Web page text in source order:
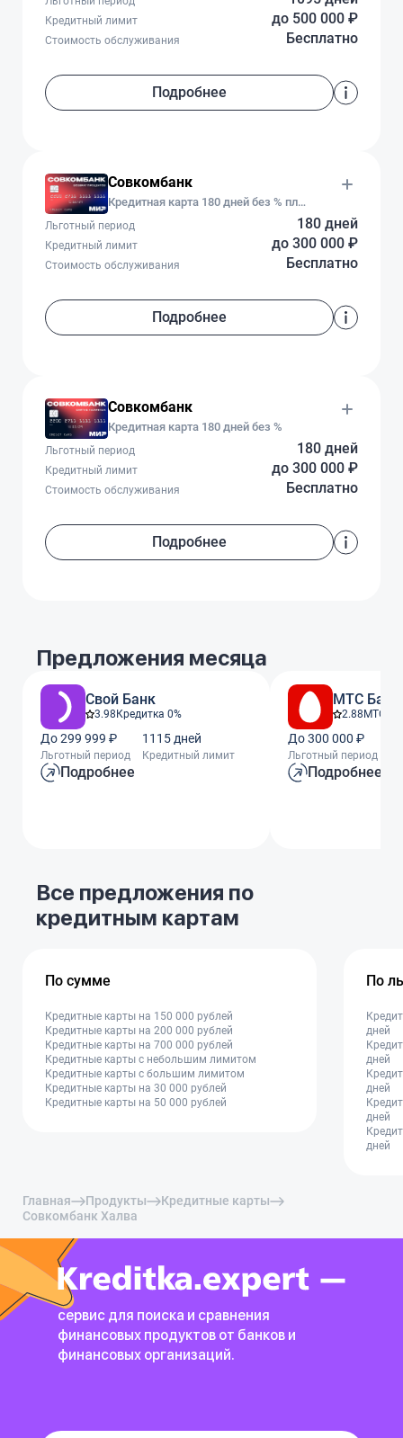
до 500 000 ₽
Кредитный лимит
Бесплатно
Стоимость обслуживания
Подробнее
Совкомбанк
Кредитная карта 180 дней без % плюс
180 дней
Льготный период
до 300 000 ₽
Кредитный лимит
Бесплатно
Стоимость обслуживания
Подробнее
Совкомбанк
Кредитная карта 180 дней без %
180 дней
Льготный период
до 300 000 ₽
Кредитный лимит
Бесплатно
Стоимость обслуживания
Подробнее
Предложения месяца
Свой Банк
3.98 Кредитка 0%
До 299 999 ₽
Льготный период
1115 дней
Кредитный лимит
Подробнее
МТС Банк
2.88 МТС
До 300 000 ₽
Льготный период
Подробнее
Все предложения по
кредитным картам
По сумме
Кредитные карты на 150 000 рублей
Кредитные карты на 200 000 рублей
Кредитные карты на 700 000 рублей
Кредитные карты с небольшим лимитом
Кредитные карты с большим лимитом
Кредитные карты на 30 000 рублей
Кредитные карты на 50 000 рублей
По
дней
дней
дней
дней
дней
Главная Продукты
Кредитные карты
Совкомбанк Халва
сервис для поиска и сравнения
финансовых продуктов от банков и
финансовых организаций.